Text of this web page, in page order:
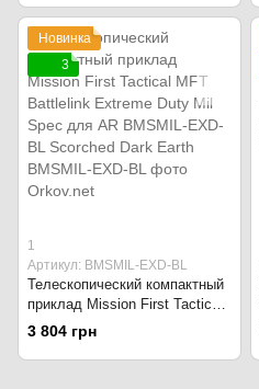
Scorched Dark Earth
Новинка
3
1
Артикул: BMSMIL-EXD-BL
Телескопический компактный
приклад Mission First Tactical
MFT Battlelink Extreme Duty
Mil Spec для AR BMSMIL-
EXD-BL Scorched Dark Earth
3 804 грн